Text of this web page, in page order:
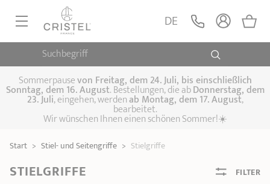
Suchbegriff
DE
PFANNEN, SAUTEUSEN
Pfannen Sauteusen Crêpepfannen
KOCHTÖPFE, SCHMORTÖPFE
Kochtöpfe Schmortöpfe,
Fleischtöpfe
DAMFPAUFSÄTZE
Dämpfaufsätze
KÜCHENHELFER
SPEZIELLE KÜCHENUTENSILIEN
KAFFEE UND TEE
Sommerpausevon Freitag, dem 24. Juli, bis einschließlich
Sonntag, dem 16. August. Bestellungen, die abDonnerstag, dem
23. Juli, eingehen, werdenab Montag, dem 17. August,
bearbeitet.
Wir wünschen Ihnen einen schönen Sommer!☀️
Start > Stiel- und Seitengriffe > Stielgriffe
STIELGRIFFE FILTER